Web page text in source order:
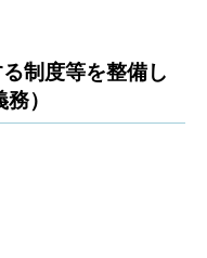
制度等を整備し
）